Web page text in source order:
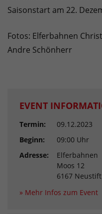
Saisonstart am 22.
Fotos: Elferbahnen
Andre Schönherr
EVENT
Termin:
09.12.2023
Beginn:
09:00 Uhr
Adresse:
Elferbahnen
Moos 12
6167
» Mehr Infos zum Event